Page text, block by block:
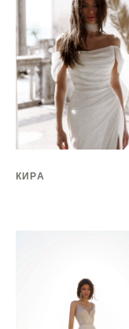
КИРА